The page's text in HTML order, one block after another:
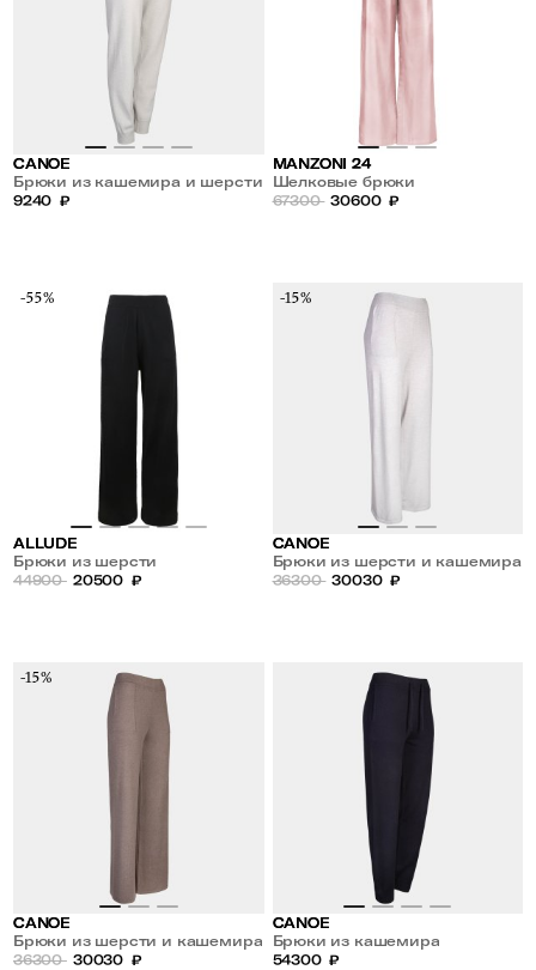
CANOE
Брюки из кашемира и шерсти
9240 ₽
MANZONI 24
Шелковые брюки
67300 30600 ₽
-55%
ALLUDE
Брюки из шерсти
44900 20500 ₽
-15%
CANOE
Брюки из шерсти и кашемира
36300 30030 ₽
-15%
CANOE
Брюки из шерсти и кашемира
36300 30030 ₽
CANOE
Брюки из кашемира
54300 ₽